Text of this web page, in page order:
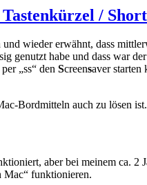
/
und wieder erwähnt, dass
genutzt habe und dass war
„ss“ den Screensaver starten
Bordmitteln auch zu lösen ist.
aber bei meinem ca.
Mac“ funktionieren.